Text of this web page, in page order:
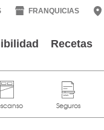
FRANQUICIAS
Recetas